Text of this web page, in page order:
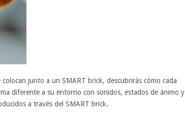
junto a un SMART brick, descubrirás cómo cada
diferente a su entorno con sonidos, estados de ánimo y
a través del SMART brick.